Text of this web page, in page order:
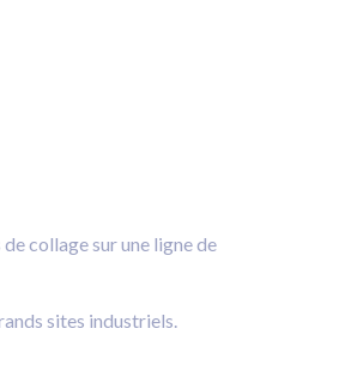
de collage sur une ligne de
sites industriels.